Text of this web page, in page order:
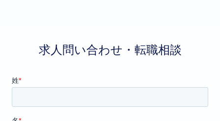
求人問い合わせ・転職相談